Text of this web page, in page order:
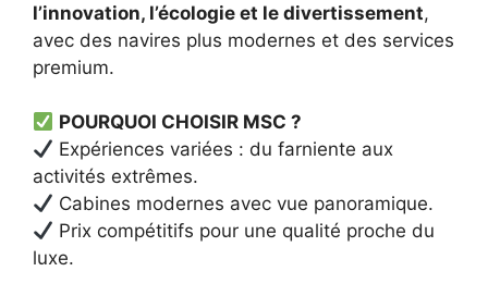
l’innovation, l’écologie et le divertissement,
avec des navires plus modernes et des services
premium.
POURQUOI CHOISIR MSC ?
Expériences variées : du farniente aux
activités extrêmes.
Cabines modernes avec vue panoramique.
Prix compétitifs pour une qualité proche du
luxe.